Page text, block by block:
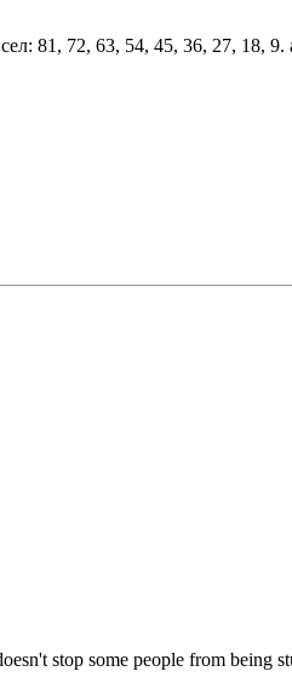
81, 72, 63, 54, 45, 36, 27, 18,
stop some people from being